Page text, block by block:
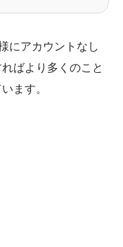
にアカウントなし
ばより多くのこと
ます。